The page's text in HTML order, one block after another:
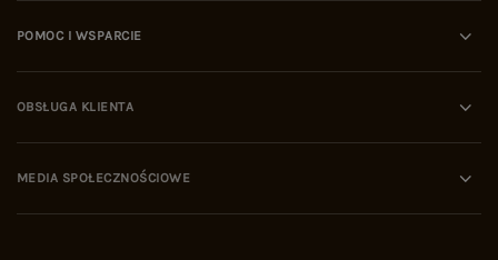
POMOC I WSPARCIE
OBSŁUGA KLIENTA
MEDIA SPOŁECZNOŚCIOWE